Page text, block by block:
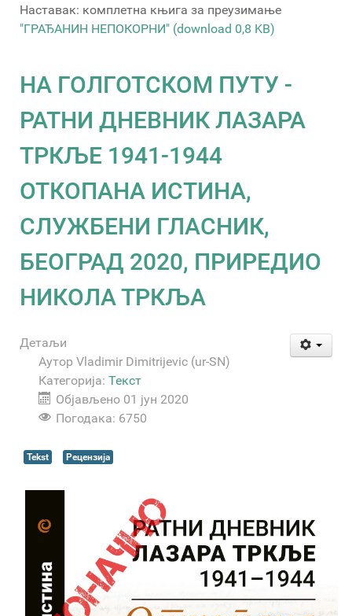
Наставак: комплетна књига за преузимање
"ГРАЂАНИН НЕПОКОРНИ" (download 0,8 KB)
НА ГОЛГОТСКОМ ПУТУ -
РАТНИ ДНЕВНИК ЛАЗАРА
ТРКЉЕ 1941-1944
ОТКОПАНА ИСТИНА,
СЛУЖБЕНИ ГЛАСНИК,
БЕОГРАД 2020, ПРИРЕДИО
НИКОЛА ТРКЉА
Детаљи
Аутор Vladimir Dimitrijevic (ur-SN)
Категорија: Текст
Објављено 01 јун 2020
Погодака: 6750
Tekst Рецензија